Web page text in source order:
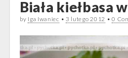
Biała kiełbasa
by Iga Iwaniec • 3 lutego 2012 •0